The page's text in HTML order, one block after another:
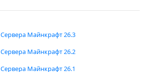
Сервера Майнкрафт 26.3
Сервера Майнкрафт 26.2
Сервера Майнкрафт 26.1